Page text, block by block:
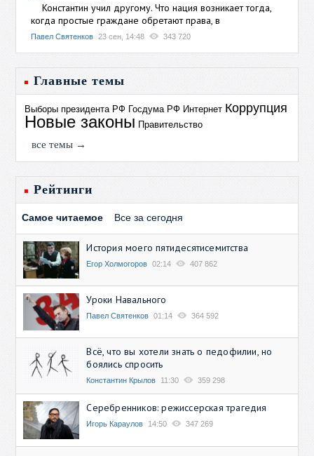
Константин учил другому. Что нация возникает тогда,
когда простые граждане обретают права, в
Павел Святенков 23 сен, 14:48 343 720
Главные темы
Выборы президента РФ Госдума РФ Интернет Коррупция
Новые законы Правительство
все темы →
Рейтинги
Самое читаемое Все за сегодня
История моего пятидесятисемитства
Егор Холмогоров 02:14 407 862
Уроки Навального
Павел Святенков 01:14 364 592
Всё, что вы хотели знать о педофилии, но
боялись спросить
Константин Крылов 11:30 359 298
Серебренников: режиссерская трагедия
Игорь Караулов 14:50 347 269